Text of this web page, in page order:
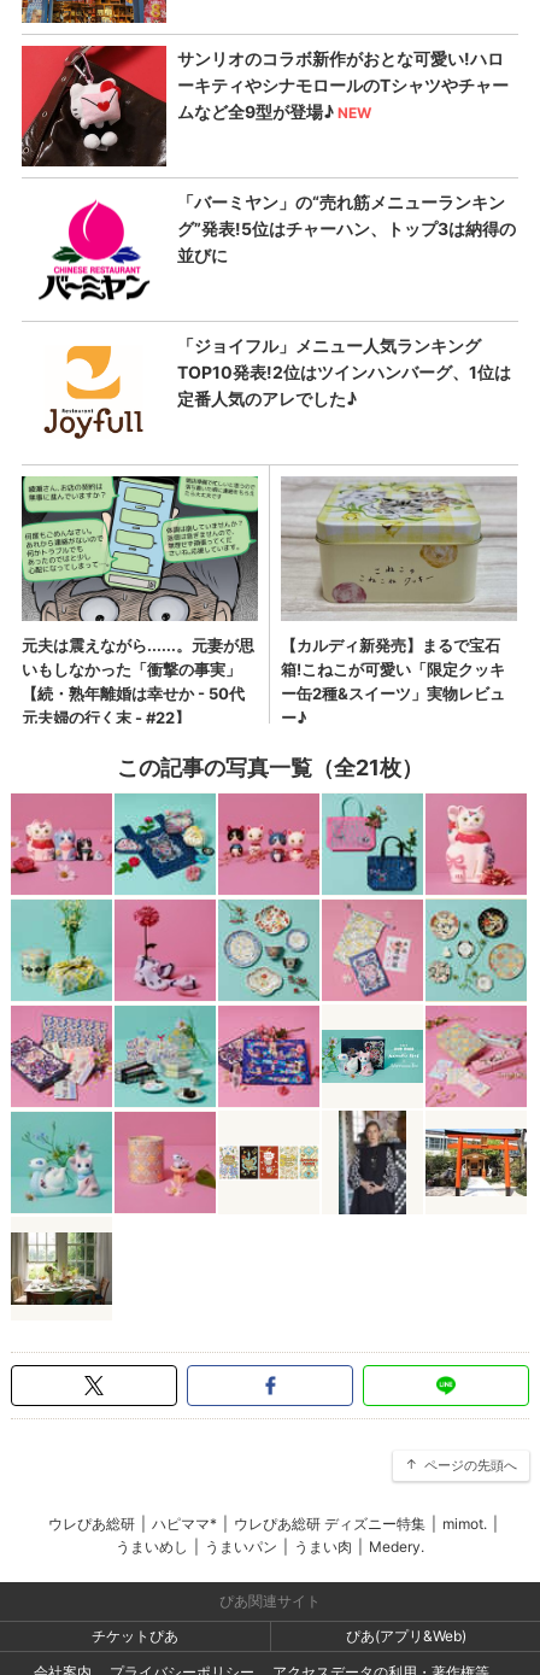
この記事の写真一覧（全21枚）
ページの先頭へ
ウレぴあ総研 ハピママ* ウレぴあ総研 ディズニー特集 mimot.
うまいめし
うまいパン うまい肉 Medery.
ぴあ関連サイト
チケットぴあ
ぴあ(アプリ&Web)